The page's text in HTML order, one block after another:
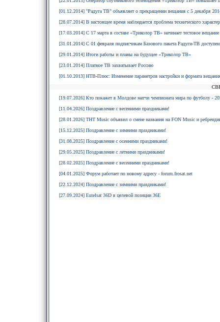
[01.12.2014] "Радуга ТВ" объявляет о прекращении вещания с 5 декабря
[28.07.2014] В настоящее время наблюдается проблема технического
[17.03.2014] С 17 марта в составе «Триколор ТВ» начинает тестовое
[31.01.2014] С 01 февраля подписчикам Базового пакета Радуги-ТВ
[29.01.2014] Итоги работы и планы на будущее «Триколор ТВ»
[23.01.2014] Платное ТВ захватывает Россию
[01.10.2013] НТВ-Плюс: Изменение параметров настройки и формата
[19.07.2026] Кто покажет в Молдове матчи чемпионата мира по футболу -
[11.04.2026] Поздравление с весенними праздниками!
[28.01.2026] ТНТ Music объявил о смене названия на FON Music и
[15.12.2025] Поздравление с зимними праздниками!
[31.08.2025] Поздравление с осенними праздниками!
[29.05.2025] Поздравление с летними праздниками!
[28.02.2025] Поздравление с весенними праздниками!
[04.01.2025] Форум работает по новому адресу - forum.frosat.net
[22.12.2024] Поздравление с зимними праздниками!
[27.09.2024] Eutelsat 36D в целевой позиции 36E